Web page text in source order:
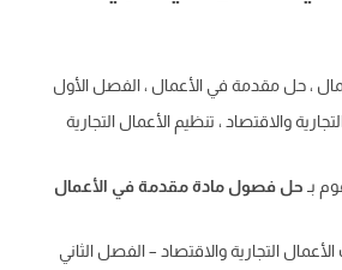
، حل مقدمة في الأعمال ، الفصل الأول
والاقتصاد ، تنظيم الأعمال التجارية
بـ حل فصول مادة مقدمة في الأعمال
التجارية والاقتصاد – الفصل الثاني